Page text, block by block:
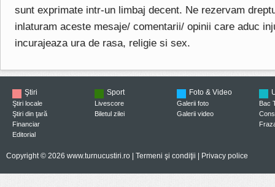
sunt exprimate intr-un limbaj decent. Ne rezervam
inlaturam aceste mesaje/ comentarii/ opinii care aduc
incurajeaza ura de rasa, religie si sex.
Ştiri
Ştiri locale
Ştiri din ţară
Financiar
Editorial
Sport
Livescore
Biletul zilei
Foto & Video
Galerii foto
Galerii video
Bac
Copyright © 2026 www.turnucustiri.ro | Termeni şi condiţii Privacy police